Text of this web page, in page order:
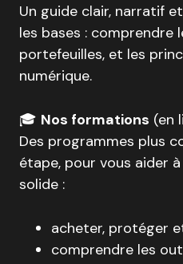
Un guide clair, narratif
les bases : comprendre
portefeuilles, et les
numérique.
🎓 Nos formations (en
Des programmes plus
étape, pour vous aider
solide :
acheter, protéger
comprendre les